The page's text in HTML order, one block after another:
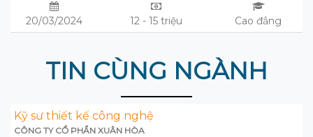
20/03/2024 12 - 15 triệu Cao đẳng
TIN CÙNG NGÀNH
Kỹ sư thiết kế công nghệ
CÔNG TY CỔ PHẦN XUÂN HÒA